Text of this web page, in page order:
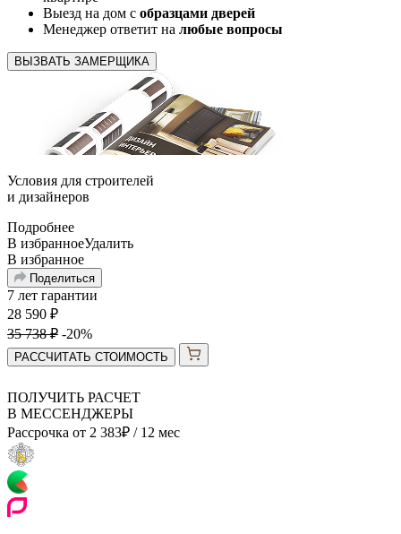
Выезд на дом с образцами дверей
Менеджер ответит на любые вопросы
ВЫЗВАТЬ ЗАМЕРЩИКА
Условия для строителей
и дизайнеров
Подробнее
В избранноеУдалить
В избранное
Поделиться
7 лет гарантии
28 590 ₽
35 738₽ -20%
РАССЧИТАТЬ СТОИМОСТЬ
ПОЛУЧИТЬ РАСЧЕТ
В МЕССЕНДЖЕРЫ
Рассрочка от 2 383₽ / 12 мес